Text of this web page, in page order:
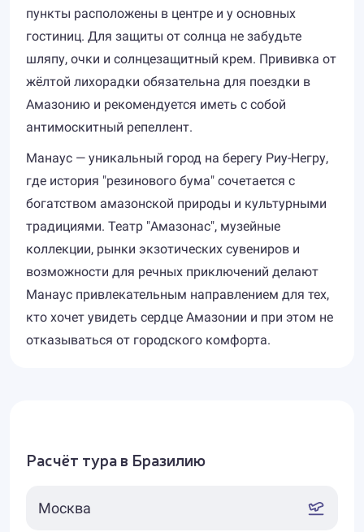
пункты расположены в центре и у основных
гостиниц. Для защиты от солнца не забудьте
шляпу, очки и солнцезащитный крем. Прививка от
жёлтой лихорадки обязательна для поездки в
Амазонию и рекомендуется иметь с собой
антимоскитный репеллент.
Манаус — уникальный город на берегу Риу-Негру,
где история "резинового бума" сочетается с
богатством амазонской природы и культурными
традициями. Театр "Амазонас", музейные
коллекции, рынки экзотических сувениров и
возможности для речных приключений делают
Манаус привлекательным направлением для тех,
кто хочет увидеть сердце Амазонии и при этом не
отказываться от городского комфорта.
Расчёт тура в Бразилию